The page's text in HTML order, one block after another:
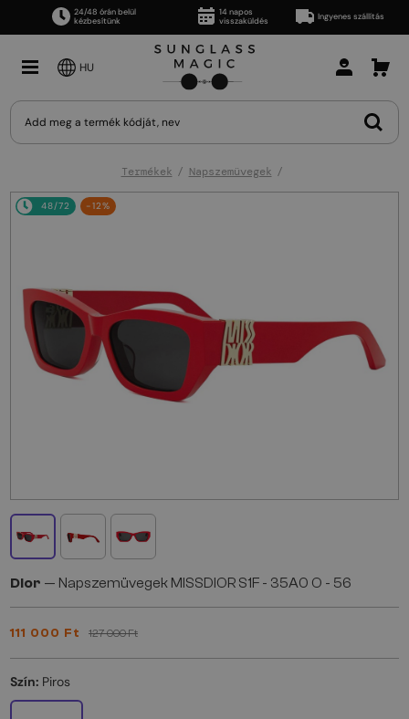
24/48 órán belül
kézbesítünk
14 napos
visszaküldés
Ingyenes szállítás
HU
Termékek Napszemüvegek
48/72 -12%
Dior — Napszemüvegek MISSDIOR S1F - 35A0 O - 56
111 000 Ft 127 000 Ft
Szín: Piros